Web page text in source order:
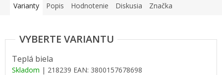
Varianty Popis Hodnotenie Diskusia Značka
Teplá biela
Skladom | 218239 EAN: 3800157678698